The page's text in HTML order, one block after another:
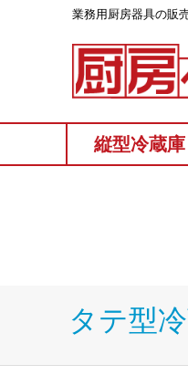
業務⽤厨房器具の販
縦型冷蔵庫
タテ型